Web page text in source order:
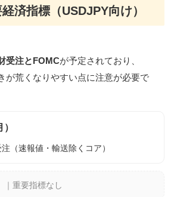
済指標（USDJPY向け）
受注とFOMCが予定されており、
が荒くなりやすい点に注意が必要で
（速報値・輸送除くコア）
｜重要指標なし